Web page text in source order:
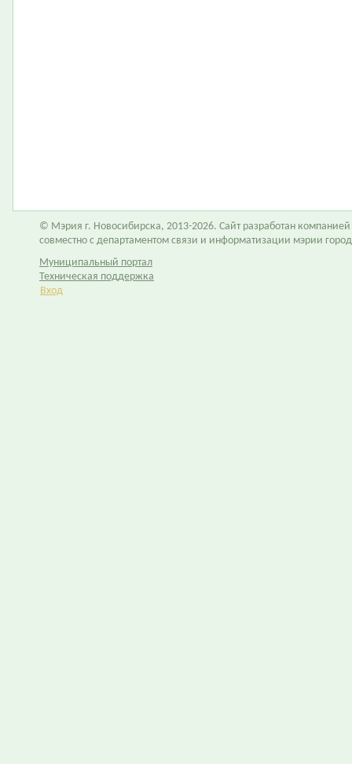
© Мэрия г. Новосибирска, 2013-2026. Сайт разработан компанией
совместно с департаментом связи и информатизации мэрии
Муниципальный портал
Техническая поддержка
Вход